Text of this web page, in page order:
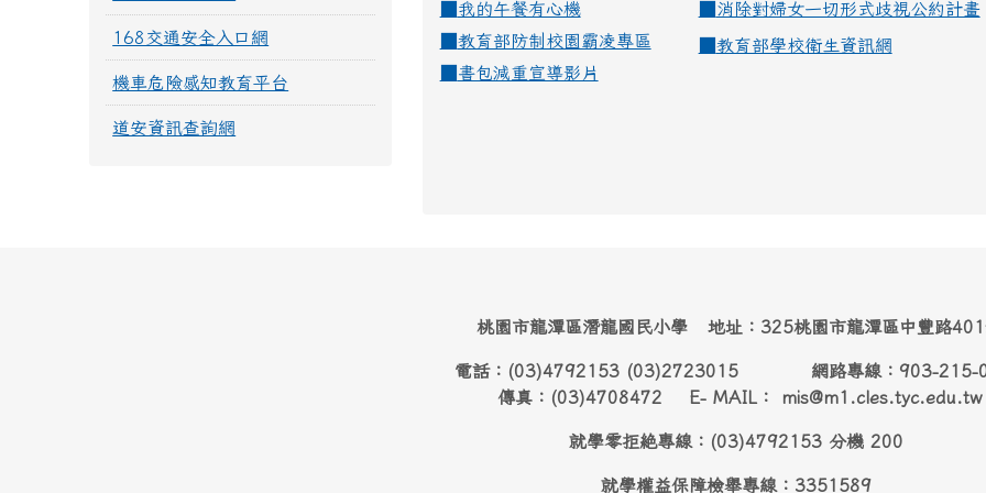
我的午餐有心機
消除對婦女一切形式歧視公約計畫
教育部防制校園霸凌專區
教育部學校衛生資訊網
書包減重宣導影片
168交通安全入口網
機車危險感知教育平台
道安資訊查詢網
桃園市龍潭區潛龍國民小學 地址：325桃園市龍潭區中豐路
電話：(03)4792153 (03)2723015 網路專線：903-215-
傳真：(03)4708472 E- MAIL： mis@m1.cles.tyc.edu.tw
就學零拒絶專線：(03)4792153 分機 200
就學權益保障檢舉專線：3351589